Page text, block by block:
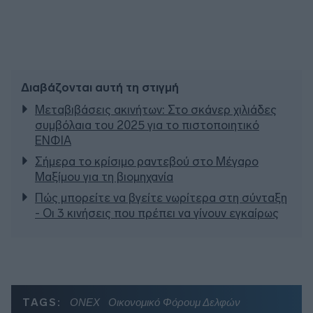
Διαβάζονται αυτή τη στιγμή
Μεταβιβάσεις ακινήτων: Στο σκάνερ χιλιάδες
συμβόλαια του 2025 για το πιστοποιητικό
ΕΝΦΙΑ
Σήμερα το κρίσιμο ραντεβού στο Μέγαρο
Μαξίμου για τη βιομηχανία
Πώς μπορείτε να βγείτε νωρίτερα στη σύνταξη
- Οι 3 κινήσεις που πρέπει να γίνουν εγκαίρως
TAGS: ONEX Οικονομικό Φόρουμ Δελφών